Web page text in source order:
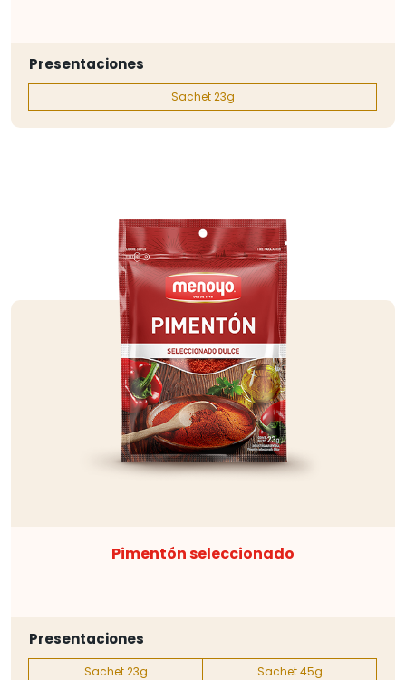
Presentaciones
Sachet 23g
Pimentón seleccionado
Presentaciones
Sachet 23g Sachet 45g